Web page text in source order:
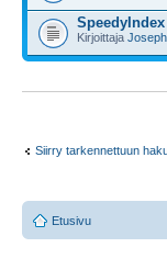
Kirjoittaja
Siirry tarkennettuun
Etusivu